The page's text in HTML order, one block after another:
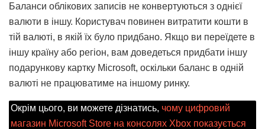
Баланси облікових записів не конвертуються з однієї
валюти в іншу. Користувач повинен витратити кошти в
тій валюті, в якій їх було придбано. Якщо ви переїдете в
іншу країну або регіон, вам доведеться придбати іншу
подарункову картку Microsoft, оскільки баланс в одній
валюті не працюватиме на іншому ринку.
Окрім цього, ви можете дізнатись, чому цифровий
магазин Microsoft Store на консолях Xbox показується